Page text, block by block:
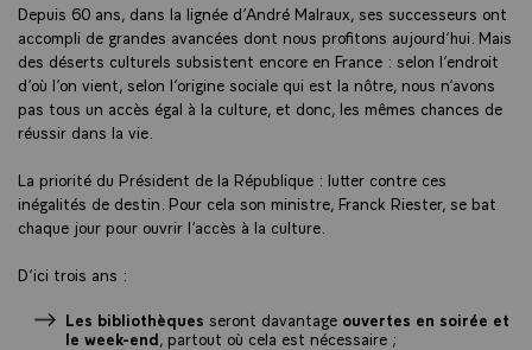
Depuis 60 ans, dans la lignée d’André Malraux, ses successeurs ont
accompli de grandes avancées dont nous profitons aujourd’hui. Mais
des déserts culturels subsistent encore en France : selon l’endroit
d’où l’on vient, selon l’origine sociale qui est la nôtre, nous n’avons
pas tous un accès égal à la culture, et donc, les mêmes chances de
réussir dans la vie.
La priorité du Président de la République : lutter contre ces
inégalités de destin. Pour cela son ministre, Franck Riester, se bat
chaque jour pour ouvrir l’accès à la culture.
D’ici trois ans :
Les bibliothèques seront davantage ouvertes en soirée et
le week-end, partout où cela est nécessaire ;